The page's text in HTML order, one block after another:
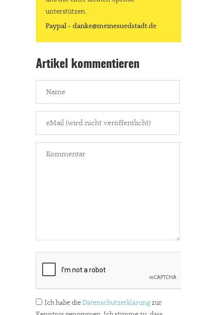
unterstützen.
Paypal - danke@meinesuedstadt.de
Artikel kommentieren
Ich habe dieDatenschutzerklärungzur